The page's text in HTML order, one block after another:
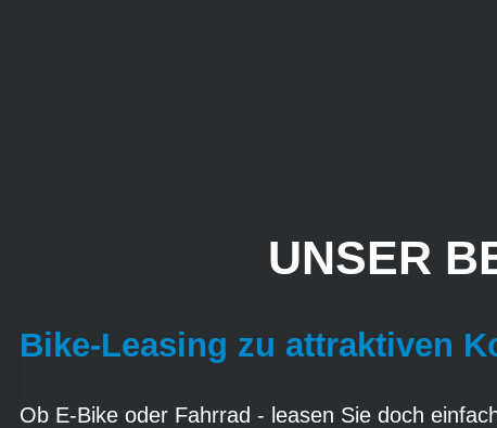
UNSER
Bike-Leasing zu attraktiven
Ob E-Bike oder Fahrrad - leasen Sie doch